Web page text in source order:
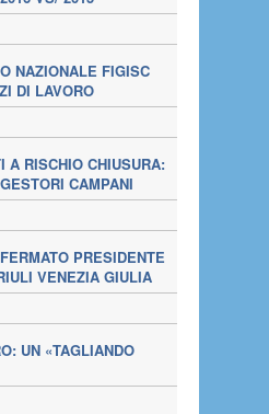
NAZIONALE FIGISC
DI LAVORO
A RISCHIO CHIUSURA:
CAMPANI
PRESIDENTE
VENEZIA GIULIA
UN «TAGLIANDO